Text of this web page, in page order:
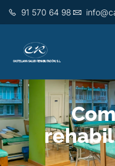
91 570 64 98